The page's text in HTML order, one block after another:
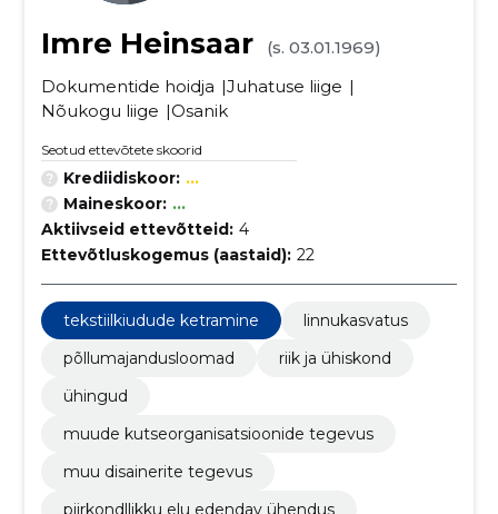
Imre Heinsaar
(s. 03.01.1969)
Dokumentide hoidja
Juhatuse liige
Nõukogu liige
Osanik
Seotud ettevõtete skoorid
Krediidiskoor: ...
Maineskoor: ...
Aktiivseid ettevõtteid: 4
Ettevõtluskogemus (aastaid): 22
tekstiilkiudude ketramine
linnukasvatus
põllumajandusloomad
riik ja ühiskond
ühingud
muude kutseorganisatsioonide tegevus
muu disainerite tegevus
piirkondllikku elu edendav ühendus